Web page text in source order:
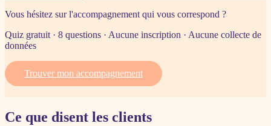
Vous hésitez sur l'accompagnement qui vous correspond ?
Quiz gratuit · 8 questions · Aucune inscription · Aucune collecte de
données
Trouver mon accompagnement
Ce que disent les clients